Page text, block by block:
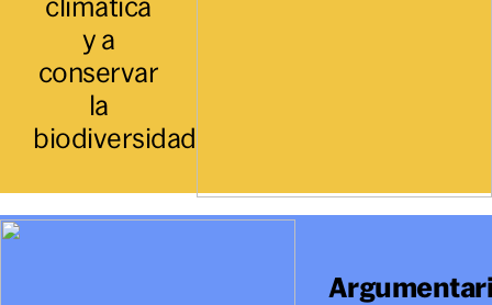
y a
conservar
la
biodiversidad